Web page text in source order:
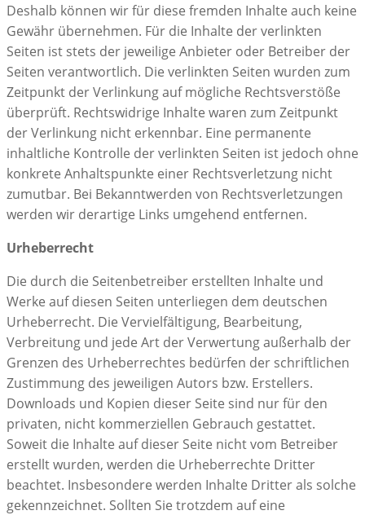
Deshalb können wir für diese fremden Inhalte auch keine
Gewähr übernehmen. Für die Inhalte der verlinkten
Seiten ist stets der jeweilige Anbieter oder Betreiber der
Seiten verantwortlich. Die verlinkten Seiten wurden zum
Zeitpunkt der Verlinkung auf mögliche Rechtsverstöße
überprüft. Rechtswidrige Inhalte waren zum Zeitpunkt
der Verlinkung nicht erkennbar. Eine permanente
inhaltliche Kontrolle der verlinkten Seiten ist jedoch ohne
konkrete Anhaltspunkte einer Rechtsverletzung nicht
zumutbar. Bei Bekanntwerden von Rechtsverletzungen
werden wir derartige Links umgehend entfernen.
Urheberrecht
Die durch die Seitenbetreiber erstellten Inhalte und
Werke auf diesen Seiten unterliegen dem deutschen
Urheberrecht. Die Vervielfältigung, Bearbeitung,
Verbreitung und jede Art der Verwertung außerhalb der
Grenzen des Urheberrechtes bedürfen der schriftlichen
Zustimmung des jeweiligen Autors bzw. Erstellers.
Downloads und Kopien dieser Seite sind nur für den
privaten, nicht kommerziellen Gebrauch gestattet.
Soweit die Inhalte auf dieser Seite nicht vom Betreiber
erstellt wurden, werden die Urheberrechte Dritter
beachtet. Insbesondere werden Inhalte Dritter als solche
gekennzeichnet. Sollten Sie trotzdem auf eine